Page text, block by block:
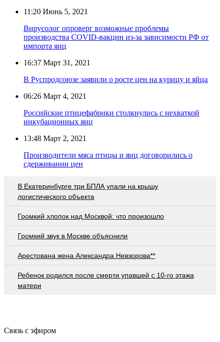
11:20 Июнь 5, 2021
Вирусолог опроверг возможные проблемы
производства COVID-вакцин из-за зависимости РФ от
импорта яиц
16:37 Март 31, 2021
В Руспродсоюзе заявили о росте цен на курицу и яйца
06:26 Март 4, 2021
Российские птицефабрики столкнулись с нехваткой
инкубационных яиц
13:48 Март 2, 2021
Производители мяса птицы и яиц договорились о
сдерживании цен
В Екатеринбурге три БПЛА упали на крышу
логистического объекта
Громкий хлопок над Москвой: что произошло
Громкий звук в Москве объяснили
Арестована жена Александра Невзорова**
Ребенок родился после смерти упавшей с 10-го этажа
матери
Связь с эфиром